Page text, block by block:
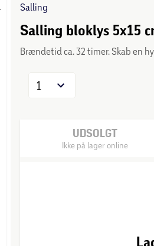
Salling
Salling bloklys 5x15
Brændetid ca. 32 timer. Skab en
1
UDSOLGT
Ikke på lager online